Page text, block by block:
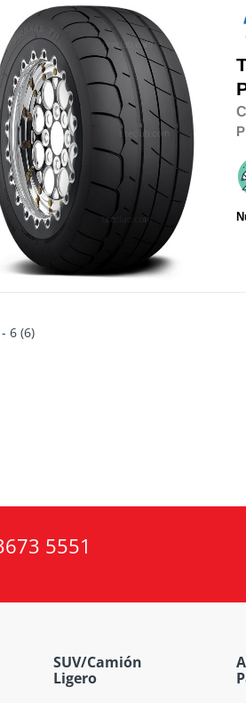
P
6 (6)
5551
SUV/Camión
Ligero